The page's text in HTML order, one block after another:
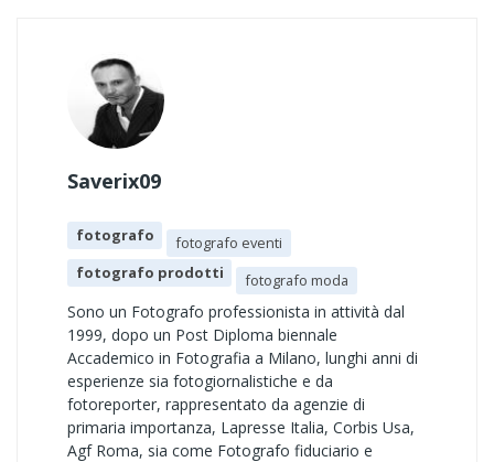
Saverix09
fotografo
fotografo eventi
fotografo prodotti
fotografo moda
Sono un Fotografo professionista in attività dal
1999, dopo un Post Diploma biennale
Accademico in Fotografia a Milano, lunghi anni di
esperienze sia fotogiornalistiche e da
fotoreporter, rappresentato da agenzie di
primaria importanza, Lapresse Italia, Corbis Usa,
Agf Roma, sia come Fotografo fiduciario e